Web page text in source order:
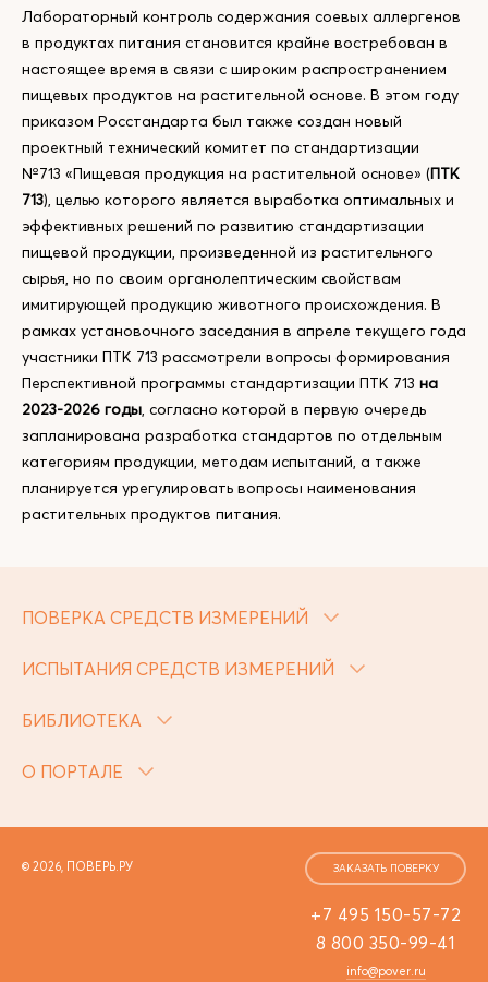
Лабораторный контроль содержания соевых аллергенов
в продуктах питания становится крайне востребован в
настоящее время в связи с широким распространением
пищевых продуктов на растительной основе. В этом году
приказом Росстандарта был также создан новый
проектный технический комитет по стандартизации
№713 «Пищевая продукция на растительной основе» (ПТК
713), целью которого является выработка оптимальных и
эффективных решений по развитию стандартизации
пищевой продукции, произведенной из растительного
сырья, но по своим органолептическим свойствам
имитирующей продукцию животного происхождения. В
рамках установочного заседания в апреле текущего года
участники ПТК 713 рассмотрели вопросы формирования
Перспективной программы стандартизации ПТК 713 на
2023-2026 годы, согласно которой в первую очередь
запланирована разработка стандартов по отдельным
категориям продукции, методам испытаний, а также
планируется урегулировать вопросы наименования
растительных продуктов питания.
ПОВЕРКА СРЕДСТВ ИЗМЕРЕНИЙ
ИСПЫТАНИЯ СРЕДСТВ ИЗМЕРЕНИЙ
БИБЛИОТЕКА
О ПОРТАЛЕ
© 2026, ПОВЕРЬ.РУ
+7 495 150-57-72
8 800 350-99-41
info@pover.ru
ЗАКАЗАТЬ ПОВЕРКУ